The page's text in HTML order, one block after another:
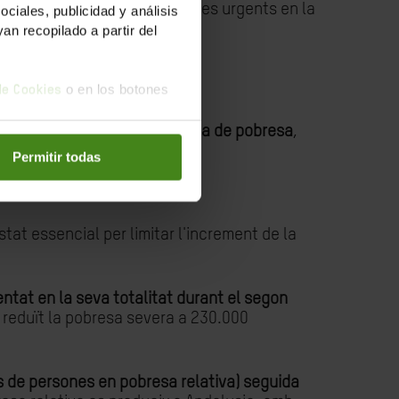
publicidad y análisis
recopilado a partir del
Cookies o en los botones
Permitir todas
aquest necessita millores urgents en la
més per sota de la línia de pobresa,
que el decil més ric.
essencial per limitar l'increment de la
en la seva totalitat durant el segon
reduït la pobresa severa a 230.000
persones en pobresa relativa) seguida